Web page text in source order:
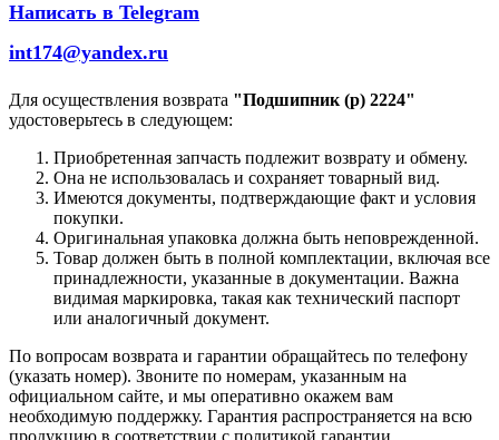
Написать в Telegram
int174@yandex.ru
Для осуществления возврата "Подшипник (р) 2224"
удостоверьтесь в следующем:
Приобретенная запчасть подлежит возврату и обмену.
Она не использовалась и сохраняет товарный вид.
Имеются документы, подтверждающие факт и условия
покупки.
Оригинальная упаковка должна быть неповрежденной.
Товар должен быть в полной комплектации, включая все
принадлежности, указанные в документации. Важна
видимая маркировка, такая как технический паспорт
или аналогичный документ.
По вопросам возврата и гарантии обращайтесь по телефону
(указать номер). Звоните по номерам, указанным на
официальном сайте, и мы оперативно окажем вам
необходимую поддержку. Гарантия распространяется на всю